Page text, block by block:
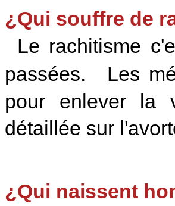
¿Qui souffre de
Le rachitisme
passées. Les
pour enlever la
détaillée sur
¿Qui naissent